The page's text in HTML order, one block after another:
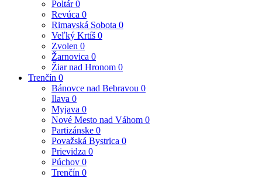
Poltár0
Revúca 0
Rimavská Sobota 0
Veľký Krtíš 0
Zvolen 0
Žarnovica 0
Žiar nad Hronom 0
Trenčín 0
Bánovce nad Bebravou 0
Ilava 0
Myjava 0
Nové Mesto nad Váhom 0
Partizánske 0
Považská Bystrica 0
Prievidza 0
Púchov 0
Trenčín 0